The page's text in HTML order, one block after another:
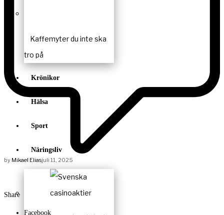
Kaffemyter du inte ska
tro på
Krönikor
Hälsa
Sport
Näringsliv
by Mikael Eliasjuli 11, 2025
Share
Facebook